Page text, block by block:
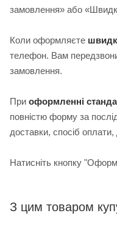
замовлення» або
Коли оформляєте
телефон. Вам
замовлення.
При оформленні
повністю форму за
доставки, спосіб оплати,
Натисніть кнопку
З цим товаром